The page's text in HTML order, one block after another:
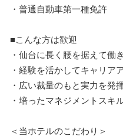
・普通自動車第一種免許
■こんな方は歓迎
・仙台に長く腰を据えて働
・経験を活かしてキャリア
・広い裁量のもと実力を発
・培ったマネジメントスキ
＜当ホテルのこだわり＞